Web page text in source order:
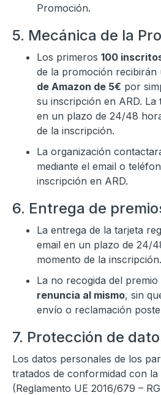
Promoción.
5. Mecánica de la
Los primeros 100
de la promoción recibirán
de Amazon de 5€ por
su inscripción en ARD. La
en un plazo de 24/48
de la inscripción.
La organización
mediante el email o
inscripción en ARD.
6. Entrega de
La entrega de la tarjeta
email en un plazo de 24/
momento de la inscripción.
La no recogida del
renuncia al mismo, sin
envío o reclamación
7. Protección de
Los datos personales de los
tratados de conformidad con la
(Reglamento UE 2016/679 –